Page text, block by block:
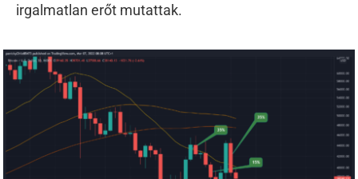
irgalmatlan erőt mutattak.